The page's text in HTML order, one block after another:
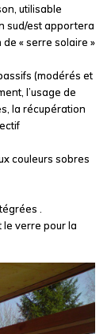
utilisable
sud/est apportera
« serre solaire »
(modérés et
l’usage de
la récupération
couleurs sobres
.
le verre pour la